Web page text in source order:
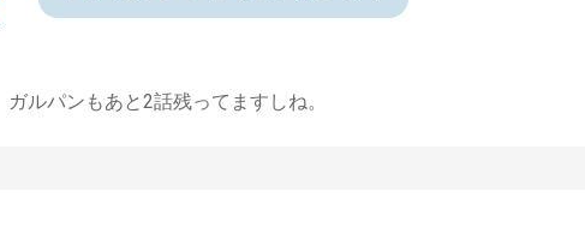
ガルパンもあと2話残ってますしね。